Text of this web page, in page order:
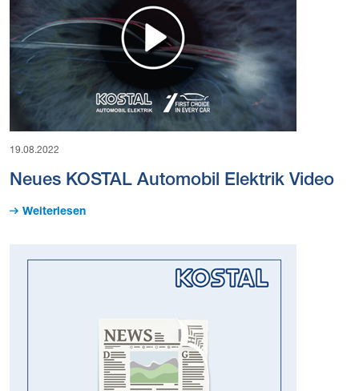
19.08.2022
Neues KOSTAL Automobil Elektrik Video
Weiterlesen